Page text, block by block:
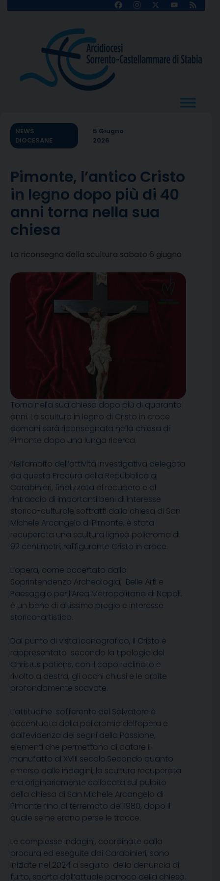
FacebookInstagram
X
YouTube
Feed
NEWS
DIOCESANE
5 Giugno
2026
Pimonte, l’antico Cristo
in legno dopo più di 40
anni torna nella sua
chiesa
La riconsegna della scultura sabato 6 giugno
Torna nella sua chiesa dopo più di quaranta
anni. La scultura in legno di Cristo in croce
domani sarà riconsegnata nella chiesa di
Pimonte dopo una lunga ricerca.
Nell’ambito dell’attività investigativa delegata
da questa Procura della Repubblica ai
Carabinieri, finalizzata al recupero e al
rintraccio di importanti beni di interesse
storico-culturale sottratti dalla chiesa di San
Michele Arcangelo di Pimonte, è stata
recuperata una scultura lignea policroma di
92 centimetri, raffigurante Cristo in croce.
L’opera, come accertato dalla
Soprintendenza Archeologia, Belle Arti e
Paesaggio per l’Area Metropolitana di Napoli,
è un bene di altissimo pregio e interesse
storico-artistico.
Dal punto di vista iconografico, il Cristo è
rappresentato secondo la tipologia del
Christus patiens, con il capo reclinato e
rivolto a destra, gli occhi chiusi e le orbite
profondamente scavate.
L’attitudine sofferente del Salvatore è
accentuata dalla policromia dell’opera e
dall’evidenza dei segni della Passione,
elementi che permettono di datare il
manufatto al XVIII secolo.Secondo quanto
emerso dalle indagini, la scultura recuperata
era originariamente collocata sul pulpito
della chiesa di San Michele Arcangelo di
Pimonte fino al terremoto del 1980, dopo il
quale se ne erano perse le tracce.
Le complesse indagini, coordinate dalla
procura ed eseguite dai Carabinieri, sono
iniziate nel 2024 a seguito della denuncia di
furto, sporta dall’attuale parroco della chiesa,